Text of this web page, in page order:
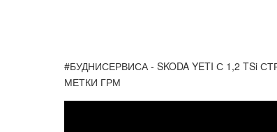
#БУДНИСЕРВИСА - SKODA YETI С 1,2
МЕТКИ ГРМ